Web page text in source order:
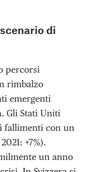
di
percorsi
rimbalzo
emergenti
Gli Stati Uniti
fallimenti con un
+7%).
un anno